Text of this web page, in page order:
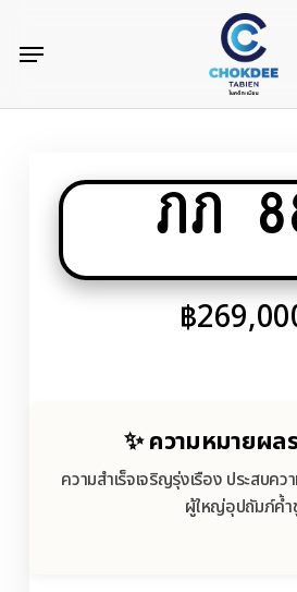
content
Menu
ภภ
฿
✨ ความหมายผล
ความสำเร็จเจริญรุ่งเรือง ประสบคว
ผู้ใหญ่อุปถัมภ์ค้ำ